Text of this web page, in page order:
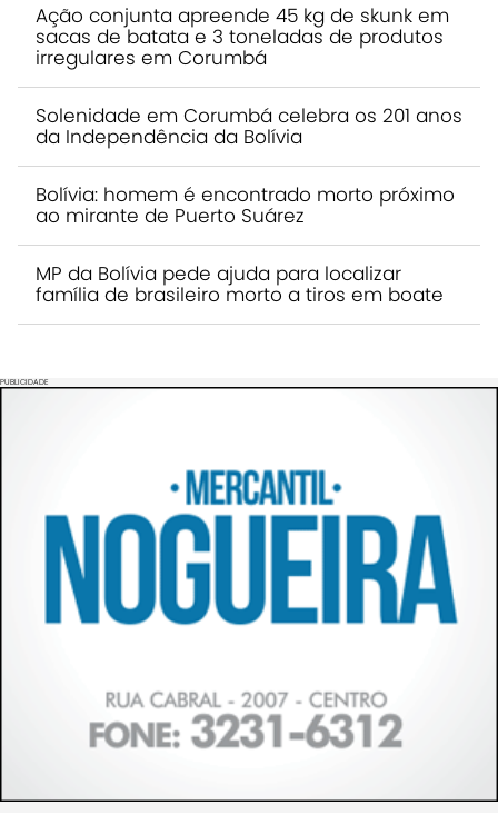
Ação conjunta apreende 45 kg de skunk em
sacas de batata e 3 toneladas de produtos
irregulares em Corumbá
Solenidade em Corumbá celebra os 201 anos
da Independência da Bolívia
Bolívia: homem é encontrado morto próximo
ao mirante de Puerto Suárez
MP da Bolívia pede ajuda para localizar
família de brasileiro morto a tiros em boate
PUBLICIDADE